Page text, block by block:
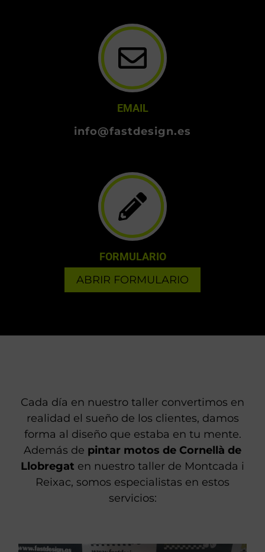
EMAIL
info@fastdesign.es
FORMULARIO
ABRIR FORMULARIO
Cada día en nuestro taller convertimos en
realidad el sueño de los clientes, damos
forma al diseño que estaba en tu mente.
Además de pintar motos de Cornellà de
Llobregat en nuestro taller de Montcada i
Reixac, somos especialistas en estos
servicios: